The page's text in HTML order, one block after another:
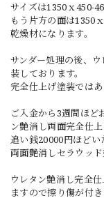
サイズは1350ｘ450-
もう片方の面は1350
乾燥材になります。
サンダー処理の後、
装しております。
完全仕上げ塗装では
ご入金から3週間ほど
ン艶消し両面完全仕
追い銭20000円ほど
両面艶消しセラウッ
ウレタン艶消し完全
ますので擦り傷が付